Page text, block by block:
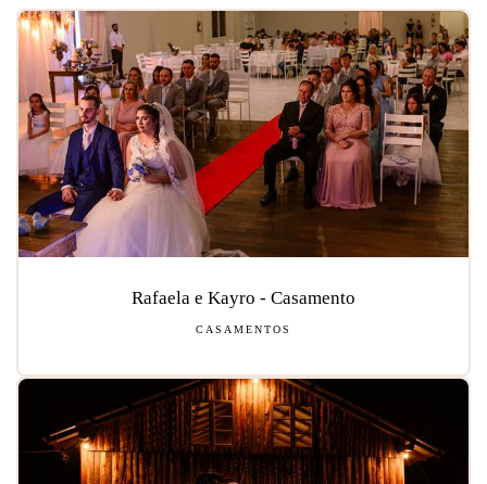
Rafaela e Kayro - Casamento
CASAMENTOS